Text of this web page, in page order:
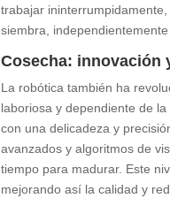
trabajar
siembra,
Cosecha: innovación
La robótica también ha
laboriosa y dependiente de
con una delicadeza y
avanzados y algoritmos de
tiempo para madurar. Este
mejorando así la calidad y